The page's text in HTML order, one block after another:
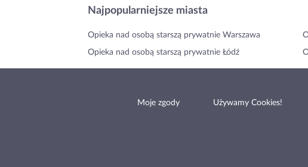
Najpopularniejsze miasta
Opieka nad osobą starszą prywatnie Warszawa
Opieka nad osobą starszą prywatnie Łódź
Moje zgody Używamy Cookies!